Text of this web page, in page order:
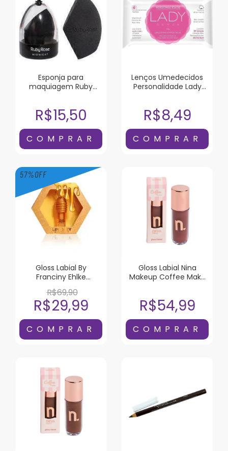
Esponja para
maquiagem Ruby
R$15,50
Lenços Umedecidos
Personalidade Lady
R$8,49
57%OFF
Gloss Labial By
Franciny Ehlke
R$69,90
R$29,99
Gloss Labial Nina
Makeup Coffee Make
R$54,99